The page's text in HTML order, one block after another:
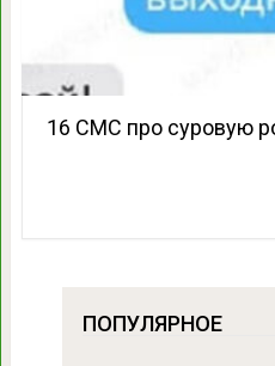
16 СМС про суровую
ПОПУЛЯРНОЕ